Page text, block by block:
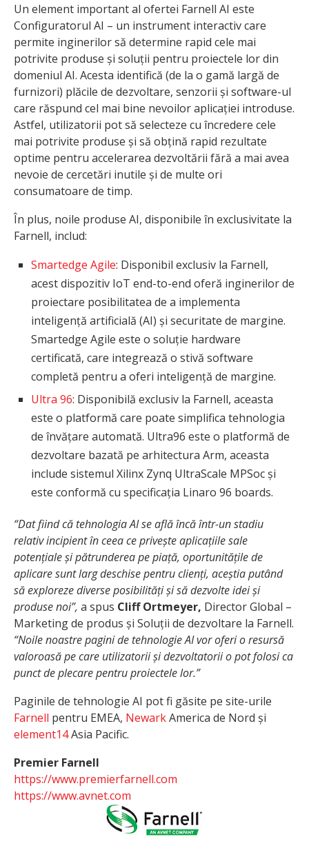
Un element important al ofertei Farnell AI este
Configuratorul AI – un instrument interactiv care
permite inginerilor să determine rapid cele mai
potrivite produse și soluții pentru proiectele lor din
domeniul AI. Acesta identifică (de la o gamă largă de
furnizori) plăcile de dezvoltare, senzorii și software-ul
care răspund cel mai bine nevoilor aplicației introduse.
Astfel, utilizatorii pot să selecteze cu încredere cele
mai potrivite produse și să obțină rapid rezultate
optime pentru accelerarea dezvoltării fără a mai avea
nevoie de cercetări inutile și de multe ori
consumatoare de timp.
În plus, noile produse AI, disponibile în exclusivitate la
Farnell, includ:
Smartedge Agile: Disponibil exclusiv la Farnell,
acest dispozitiv IoT end-to-end oferă inginerilor de
proiectare posibilitatea de a implementa
inteligență artificială (AI) și securitate de margine.
Smartedge Agile este o soluție hardware
certificată, care integrează o stivă software
completă pentru a oferi inteligență de margine.
Ultra 96: Disponibilă exclusiv la Farnell, aceasta
este o platformă care poate simplifica tehnologia
de învățare automată. Ultra96 este o platformă de
dezvoltare bazată pe arhitectura Arm, aceasta
include sistemul Xilinx Zynq UltraScale MPSoc și
este conformă cu specificația Linaro 96 boards.
“Dat fiind că tehnologia AI se află încă într-un stadiu
relativ incipient în ceea ce privește aplicațiile sale
potențiale și pătrunderea pe piață, oportunitățile de
aplicare sunt larg deschise pentru clienți, aceștia putând
să exploreze diverse posibilități și să dezvolte idei și
produse noi”, a spus Cliff Ortmeyer, Director Global –
Marketing de produs și Soluții de dezvoltare la Farnell.
“Noile noastre pagini de tehnologie AI vor oferi o resursă
valoroasă pe care utilizatorii și dezvoltatorii o pot folosi ca
punct de plecare pentru proiectele lor.”
Paginile de tehnologie AI pot fi găsite pe site-urile
Farnell pentru EMEA, NewarkAmerica de Nord și
element14Asia Pacific.
Premier Farnell
https://www.premierfarnell.com
https://www.avnet.com